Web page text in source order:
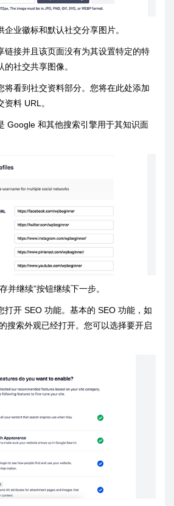
业徽标和默认社交分享图片。
链接并且该页面没有为其设置特定的特
社交共享图像。
将看到社交资料部分。您将在此处添加
料 URL。
Google 和其他搜索引擎用于其知识面
并继续”按钮继续下一步。
打开 SEO 功能。基本的 SEO 功能，如
搜索外观已经打开。您可以选择要开启